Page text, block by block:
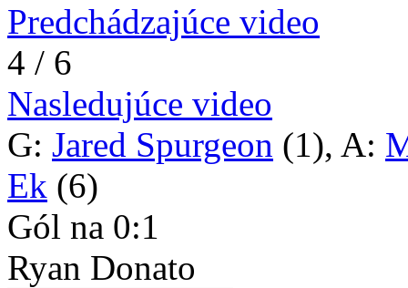
Predchádzajúce video
4 / 6
Nasledujúce video
G: Jared Spurgeon (1), A:
Ek (6)
Gól na 0:1
Ryan Donato